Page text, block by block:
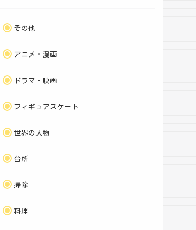
その他
アニメ・漫画
ドラマ・映画
フィギュアスケート
世界の人物
台所
掃除
料理